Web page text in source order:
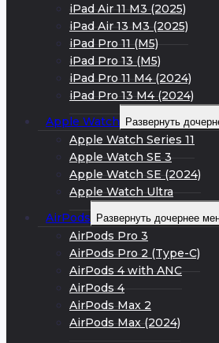
iPad Air 11 M3 (2025)
iPad Air 13 M3 (2025)
iPad Pro 11 (M5)
iPad Pro 13 (M5)
iPad Pro 11 M4 (2024)
iPad Pro 13 M4 (2024)
Apple Watch
Развернуть
Apple Watch Series 11
Apple Watch SE 3
Apple Watch SE (2024)
Apple Watch Ultra
AirPods
Развернуть дочернее
AirPods Pro 3
AirPods Pro 2 (Type-C)
AirPods 4 with ANC
AirPods 4
AirPods Max 2
AirPods Max (2024)